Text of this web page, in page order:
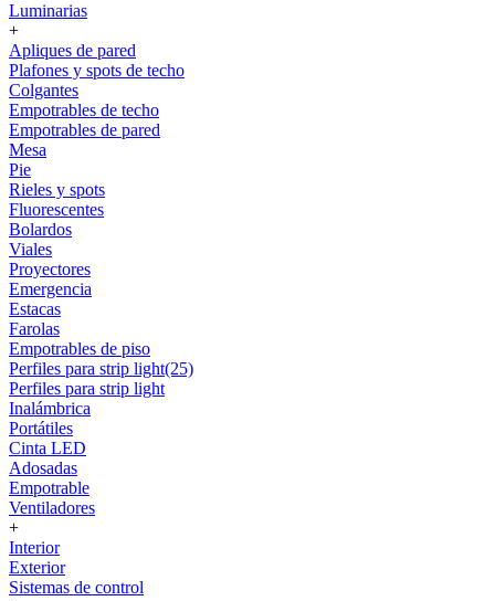
Luminarias
+
Apliques de pared
Plafones y spots de techo
Colgantes
Empotrables de techo
Empotrables de pared
Mesa
Pie
Rieles y spots
Fluorescentes
Bolardos
Viales
Proyectores
Emergencia
Estacas
Farolas
Empotrables de piso
Perfiles para strip light(25)
Perfiles para strip light
Inalámbrica
Portátiles
Cinta LED
Adosadas
Empotrable
Ventiladores
+
Interior
Exterior
Sistemas de control